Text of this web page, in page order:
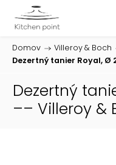
Domov / Villeroy & Boch
Dezertný tanier Royal, Ø
Dezertný
–– Villeroy &